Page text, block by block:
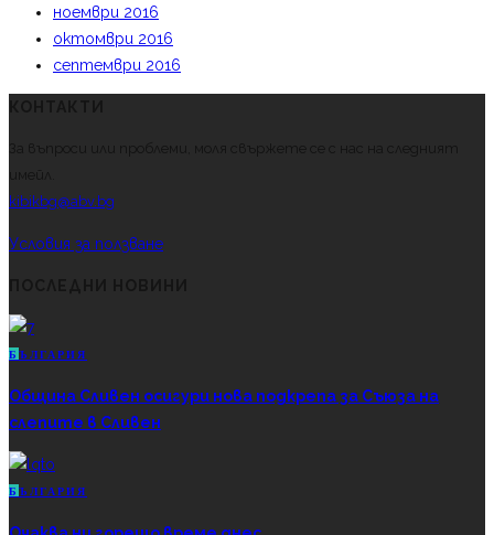
ноември 2016
октомври 2016
септември 2016
За въпроси или проблеми, моля свържете се с нас на следният
имейл.
kibikbg@abv.bg
Условия за ползване
Б ЪЛГАРИЯ
Община Сливен осигури нова подкрепа за Съюза на
слепите в Сливен
Б ЪЛГАРИЯ